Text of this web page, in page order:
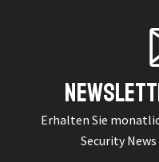
Erhalten Sie
Security